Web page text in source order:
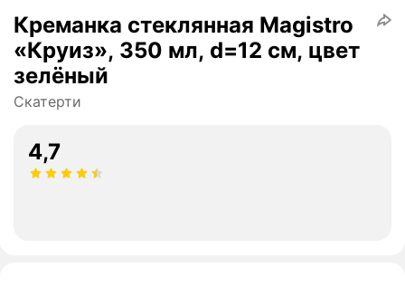
Креманка стеклянная Magistro
«Круиз», 350 мл, d=12 см, цвет
зелёный
Скатерти
4,7